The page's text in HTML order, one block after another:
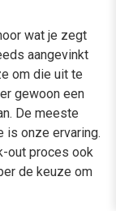
wat je zegt
aangevinkt
om die uit te
gewoon een
De meeste
is onze ervaring.
out proces ook
de keuze om